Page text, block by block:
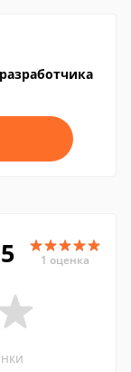
5 1 оценка